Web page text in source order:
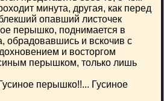
минута, другая, как перед
опавший листочек
перышко, поднимается в
обрадовавшись и вскочив с
и восторгом
перышком, только лишь
перышко!!... Гусиное